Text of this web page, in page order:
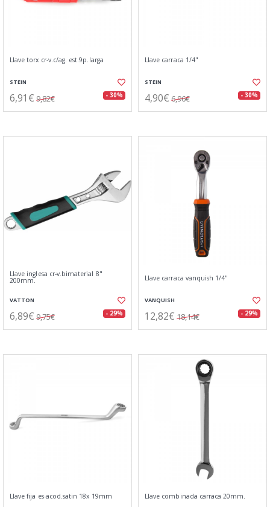
Llave torx cr-v.c/ag. est.9p.larga
STEIN
6,91€ 9,82€ - 30%
Llave carraca 1/4"
STEIN
4,90€ 6,96€ - 30%
Llave inglesa cr-v.bimaterial 8"
200mm.
VATTON
6,89€ 9,75€ - 29%
Llave carraca vanquish 1/4"
VANQUISH
12,82€ 18,14€ - 29%
Llave fija es-acod.satin 18x 19mm Llave combinada carraca 20mm.